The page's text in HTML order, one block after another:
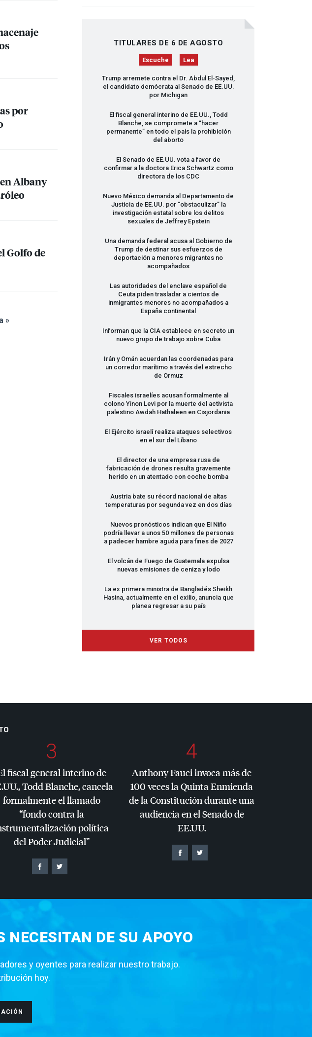
por
Albany
Golfo de
»
TITULARES DE 6 DE AGOSTO
Escuche Lea
Trump arremete contra el Dr. Abdul El-Sayed,
el candidato demócrata al Senado de EE.UU.
por Michigan
El fiscal general interino de EE.UU., Todd
Blanche, se compromete a “hacer
permanente” en todo el país la prohibición
del aborto
El Senado de EE.UU. vota a favor de
confirmar a la doctora Erica Schwartz como
directora de los CDC
Nuevo México demanda al Departamento de
Justicia de EE.UU. por “obstaculizar” la
investigación estatal sobre los delitos
sexuales de Jeffrey Epstein
Una demanda federal acusa al Gobierno de
Trump de destinar sus esfuerzos de
deportación a menores migrantes no
acompañados
Las autoridades del enclave español de
Ceuta piden trasladar a cientos de
inmigrantes menores no acompañados a
España continental
Informan que la CIA establece en secreto un
nuevo grupo de trabajo sobre Cuba
Irán y Omán acuerdan las coordenadas para
un corredor marítimo a través del estrecho
de Ormuz
Fiscales israelíes acusan formalmente al
colono Yinon Levi por la muerte del activista
palestino Awdah Hathaleen en Cisjordania
El Ejército israelí realiza ataques selectivos
en el sur del Líbano
El director de una empresa rusa de
fabricación de drones resulta gravemente
herido en un atentado con coche bomba
Austria bate su récord nacional de altas
temperaturas por segunda vez en dos días
Nuevos pronósticos indican que El Niño
podría llevar a unos 50 millones de personas
a padecer hambre aguda para fines de 2027
El volcán de Fuego de Guatemala expulsa
nuevas emisiones de ceniza y lodo
La ex primera ministra de Bangladés Sheikh
Hasina, actualmente en el exilio, anuncia que
planea regresar a su país
VER TODOS
3
fiscal general interino de
Todd Blanche, cancela
formalmente el llamado
“fondo contra la
política
del Poder Judicial”
4
Anthony Fauci invoca más de
100 veces la Quinta Enmienda
de la Constitución durante una
audiencia en el Senado de
EE.UU.
DE SU APOYO
y oyentes para realizar nuestro trabajo.
hoy.